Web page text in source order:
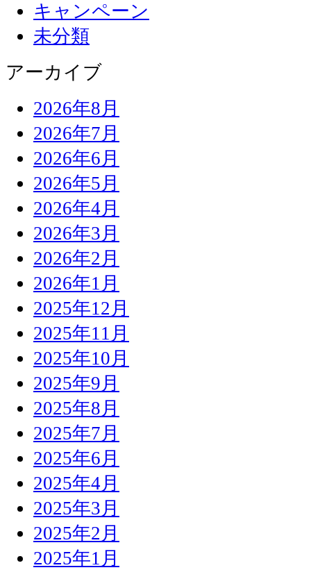
キャンペーン
未分類
アーカイブ
2026年8月
2026年7月
2026年6月
2026年5月
2026年4月
2026年3月
2026年2月
2026年1月
2025年12月
2025年11月
2025年10月
2025年9月
2025年8月
2025年7月
2025年6月
2025年4月
2025年3月
2025年2月
2025年1月